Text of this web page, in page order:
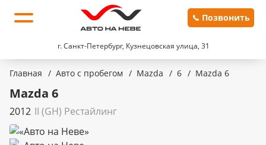
г. Санкт-Петербург, Кузнецовская улица, 31
Позвонить
Главная / Авто с пробегом / Mazda / 6 / Mazda 6
Mazda 6
2012 II (GH) Рестайлинг